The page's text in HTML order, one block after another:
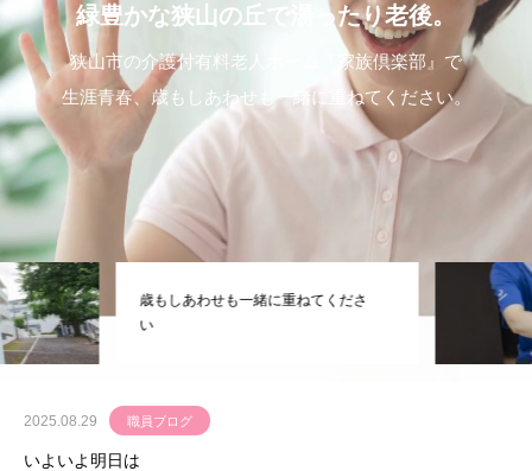
緑豊かな狭山の丘 ったり老後。
狭山市の介護付有料老人ホーム『家族倶楽部』で
生涯青春、歳もしあわせも一緒に重ねてください。
緑豊かな狭山の丘で湯ったり老後。
狭山市の介護付有料老人ホーム『家族倶楽部』で
生涯青春、歳もしあわせも一緒に重ねてください。
狭山市の介護付有料老人ホーム『家族倶楽部』で
生涯青春、歳もしあわせも一緒に重ねてください。
狭山市の介護付有料老人ホーム『家族倶楽部』で
生涯青春、歳もしあわせも一緒に重ねてください。
歳もしあわせも一緒に重ねてくださ
い
2025.08.29 職員ブログ
いよいよ明日は